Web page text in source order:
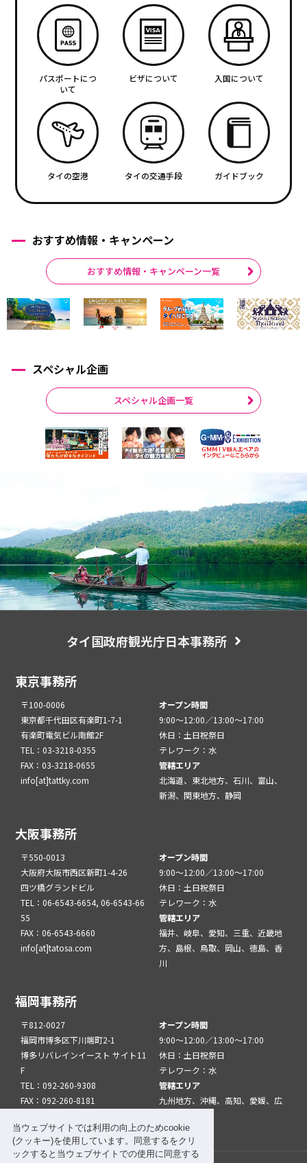
当ウェブサイトでは利用の向上のためcookie
(クッキー)を使用しています。同意するをクリ
ックすると当ウェブサイトでの使用に同意する
パスポートにつ
いて
ビザについて 入国について
タイの空港 タイの交通手段 ガイドブック
おすすめ情報・キャンペーン
おすすめ情報・キャンペーン一覧
スペシャル企画
スペシャル企画一覧
タイ国政府観光庁日本事務所
東京事務所
〒100-0006
東京都千代田区有楽町1-7-1
有楽町電気ビル南館2F
TEL：03-3218-0355
FAX：03-3218-0655
info[at]tattky.com
オープン時間
9:00～12:00／13:00～17:00
休日：土日祝祭日
テレワーク：水
管轄エリア
北海道、東北地方、石川、富山、
新潟、関東地方、静岡
大阪事務所
〒550-0013
大阪府大阪市西区新町1-4-26
四ツ橋グランドビル
TEL：06-6543-6654, 06-6543-66
55
FAX：06-6543-6660
info[at]tatosa.com
オープン時間
9:00～12:00／13:00～17:00
休日：土日祝祭日
テレワーク：水
管轄エリア
福井、岐阜、愛知、三重、近畿地
方、島根、鳥取、岡山、徳島、香
川
福岡事務所
〒812-0027
福岡市博多区下川端町2-1
博多リバレインイースト サイト11
F
TEL：092-260-9308
FAX：092-260-8181
オープン時間
9:00～12:00／13:00～17:00
休日：土日祝祭日
テレワーク：水
管轄エリア
九州地方、沖縄、高知、愛媛、広